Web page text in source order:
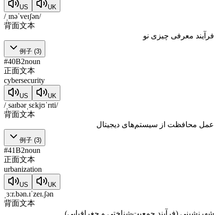
US UK
/ˌɪnəˈveɪʃən/
背面文本
فرآیند معرفی چیزی نو
例子 (3)
#40B2noun
正面文本
cybersecurity
US UK
/ˌsaɪbərˌsɛkjʊˈrɪti/
背面文本
عمل محافظت از سیستم‌های دیجیتال
例子 (3)
#41B2noun
正面文本
urbanization
US UK
ˌɜːr.bən.ɪˈzeɪ.ʃən
背面文本
شهرنشینی (فرآیند جمعیت‌شناختی و جغرافیایی)